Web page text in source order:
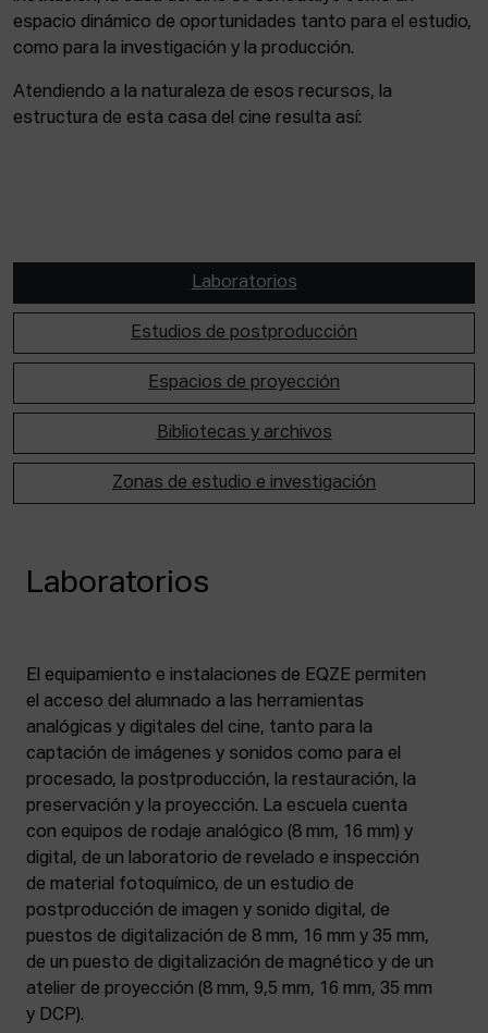
espacio dinámico de oportunidades tanto para el estudio,
como para la investigación y la producción.
Atendiendo a la naturaleza de esos recursos, la
estructura de esta casa del cine resulta así:
Laboratorios
Estudios de postproducción
Espacios de proyección
Bibliotecas y archivos
Zonas de estudio e investigación
Laboratorios
El equipamiento e instalaciones de EQZE permiten
el acceso del alumnado a las herramientas
analógicas y digitales del cine, tanto para la
captación de imágenes y sonidos como para el
procesado, la postproducción, la restauración, la
preservación y la proyección. La escuela cuenta
con equipos de rodaje analógico (8 mm, 16 mm) y
digital, de un laboratorio de revelado e inspección
de material fotoquímico, de un estudio de
postproducción de imagen y sonido digital, de
puestos de digitalización de 8 mm, 16 mm y 35 mm,
de un puesto de digitalización de magnético y de un
atelier de proyección (8 mm, 9,5 mm, 16 mm, 35 mm
y DCP).